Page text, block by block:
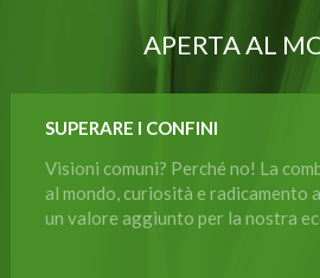
APERTA AL
SUPERARE I CONFINI
Visioni comuni? Perché no! La
al mondo, curiosità e
un valore aggiunto per la nostra